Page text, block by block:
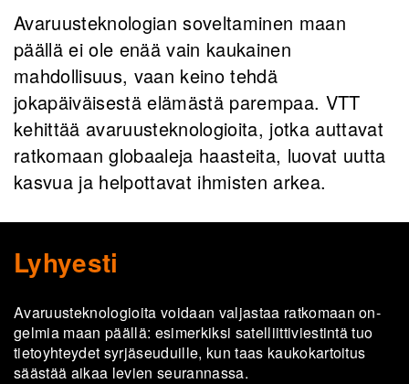
Avaruusteknologian soveltaminen maan
päällä ei ole enää vain kaukainen
mahdollisuus, vaan keino tehdä
jokapäiväisestä elämästä parempaa. VTT
kehittää avaruusteknologioita, jotka auttavat
ratkomaan globaaleja haasteita, luovat uutta
kasvua ja helpottavat ihmisten arkea.
Lyhyesti
Ava­ruus­tek­no­lo­gioi­ta voi­daan val­jas­taa rat­ko­maan on­
gel­mia maan pääl­lä: esi­mer­kik­si sa­tel­liit­ti­vies­tin­tä tuo
tie­to­yh­tey­det syr­jä­seu­duil­le, kun taas kau­ko­kar­toi­tus
sääs­tää aikaa le­vien seu­ran­nas­sa.